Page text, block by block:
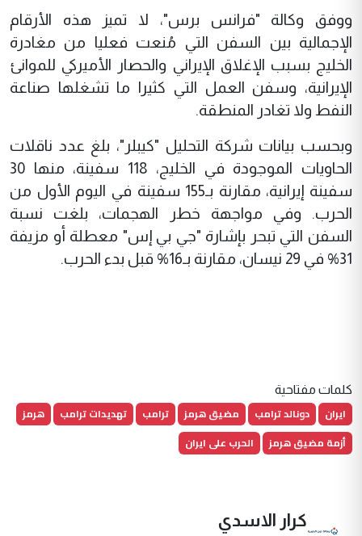
ووفق وكالة "فرانس برس"، لا تميز هذه الأرقام
الإجمالية بين السفن التي مُنعت فعليا من مغادرة
الخليج بسبب الإغلاق الإيراني والحصار الأميركي للموانئ
الإيرانية، وسفن العمل التي كثيرا ما تشغلها صناعة
النفط ولا تغادر المنطقة.
وبحسب بيانات شركة التحليل "كيبلر"، بلغ عدد ناقلات
الحاويات الموجودة في الخليج، 118 سفينة، منها 30
سفينة إيرانية، مقارنة بـ155 سفينة في اليوم الأول من
الحرب. وفي مواجهة خطر الهجمات، بلغت نسبة
السفن التي تبحر بإشارة "جي بي إس" معطلة أو مزيفة
31% في 29 نيسان، مقارنة بـ16% قبل بدء الحرب.
كلمات مفتاحية
ايران دونالد ترامب مضيق هرمز ترامب تهديدات ترامب
هرمز
أزمة مضيق هرمز
الحرب على ايران
كرار الاسدي